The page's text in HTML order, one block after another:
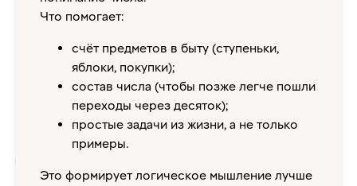
Что помогает:
счёт предметов в быту (ступеньки,
яблоки, покупки);
состав числа (чтобы позже легче пошли
переходы через десяток);
простые задачи из жизни, а не только
примеры.
Это формирует логическое мышление лучше